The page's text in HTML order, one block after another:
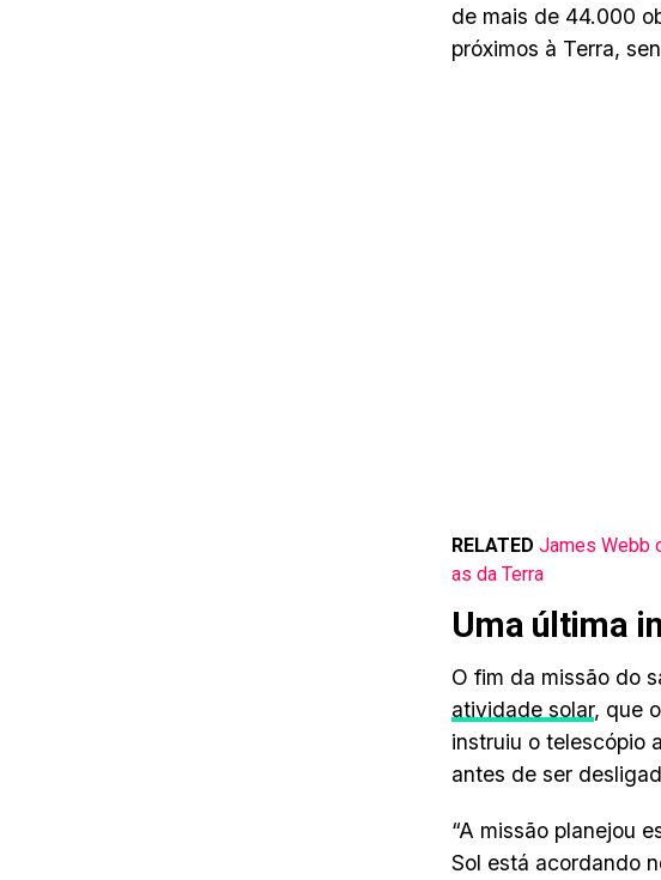
de mais de 44.000
próximos à Terra,
RELATED James Webb
as da Terra
Uma última
O fim da missão do
atividade solar, que
instruiu o telescópio
antes de ser
“A missão planejou
Sol está acordando